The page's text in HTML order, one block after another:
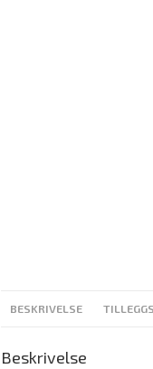
BESKRIVELSE
Beskrivelse